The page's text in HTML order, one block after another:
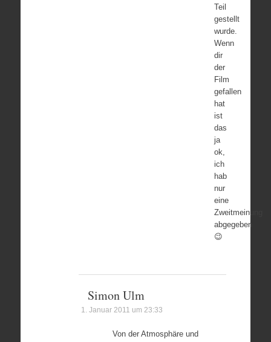
Teil
gestellt
wurde.
Wenn
dir
der
Film
gefallen
hat
ist
das
ja
ok,
ich
hab
nur
eine
Zweitmeinung
abgegeben
😉
Simon Ulm
1. Januar 2011 um 23:33
Von der Atmosphäre und